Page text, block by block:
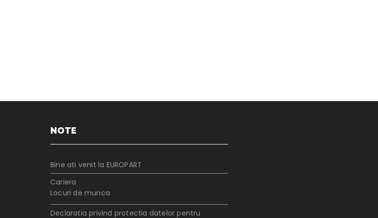
NOTE
Bine ati venit la EUROPART
Cariera
Locuri de munca
Declaratia privind protectia datelor pentru